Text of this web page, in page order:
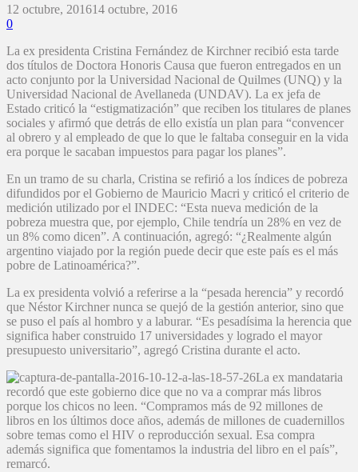
12 octubre, 201614 octubre, 2016
0
La ex presidenta Cristina Fernández de Kirchner recibió esta tarde
dos títulos de Doctora Honoris Causa que fueron entregados en un
acto conjunto por la Universidad Nacional de Quilmes (UNQ) y la
Universidad Nacional de Avellaneda (UNDAV). La ex jefa de
Estado criticó la “estigmatización” que reciben los titulares de planes
sociales y afirmó que detrás de ello existía un plan para “convencer
al obrero y al empleado de que lo que le faltaba conseguir en la vida
era porque le sacaban impuestos para pagar los planes”.
En un tramo de su charla, Cristina se refirió a los índices de pobreza
difundidos por el Gobierno de Mauricio Macri y criticó el criterio de
medición utilizado por el INDEC: “Esta nueva medición de la
pobreza muestra que, por ejemplo, Chile tendría un 28% en vez de
un 8% como dicen”. A continuación, agregó: “¿Realmente algún
argentino viajado por la región puede decir que este país es el más
pobre de Latinoamérica?”.
La ex presidenta volvió a referirse a la “pesada herencia” y recordó
que Néstor Kirchner nunca se quejó de la gestión anterior, sino que
se puso el país al hombro y a laburar. “Es pesadísima la herencia que
significa haber construido 17 universidades y logrado el mayor
presupuesto universitario”, agregó Cristina durante el acto.
La ex mandataria
recordó que este gobierno dice que no va a comprar más libros
porque los chicos no leen. “Compramos más de 92 millones de
libros en los últimos doce años, además de millones de cuadernillos
sobre temas como el HIV o reproducción sexual. Esa compra
además significa que fomentamos la industria del libro en el país”,
remarcó.